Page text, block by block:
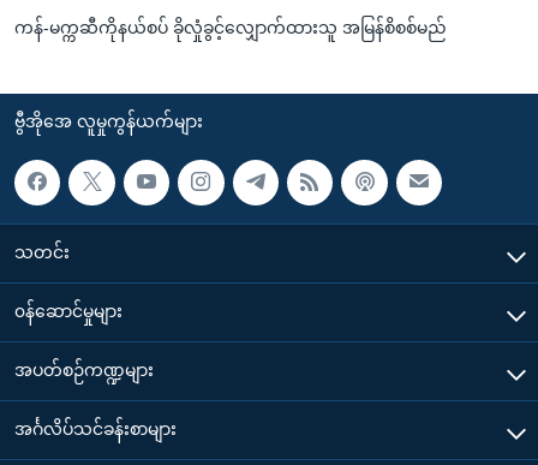
ကန်-မက္ကဆီကိုနယ်စပ် ခိုလှုံခွင့်လျှောက်ထားသူ အမြန်စိစစ်မည်
ဗွီအိုအေ လူမှုကွန်ယက်များ
သတင်း
၀န်ဆောင်မှုများ
အပတ်စဉ်ကဏ္ဍများ
အင်္ဂလိပ်သင်ခန်းစာများ